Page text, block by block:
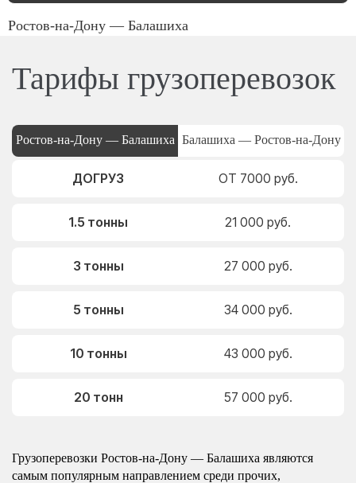
Ростов-на-Дону — Балашиха
Тарифы грузоперевозок
Ростов-на-Дону — Балашиха Балашиха — Ростов-на-Дону
ДОГРУЗ ОТ 7000 руб.
1.5 тонны 21 000 руб.
3 тонны 27 000 руб.
5 тонны 34 000 руб.
10 тонны 43 000 руб.
20 тонн 57 000 руб.
Грузоперевозки Ростов-на-Дону — Балашиха являются
самым популярным направлением среди прочих,